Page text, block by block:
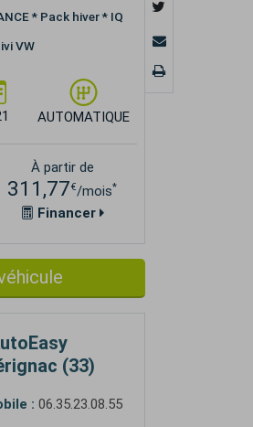
* Pack hiver * IQ
VW
AUTOMATIQUE
À partir de
311,77€/mois*
Financer
(33)
: 06.35.23.08.55